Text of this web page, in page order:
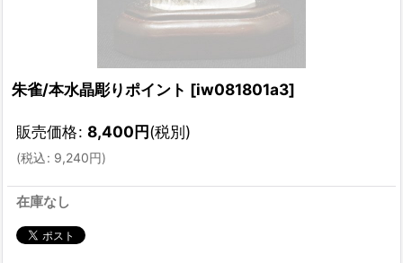
朱雀/本水晶彫りポイント [iw081801a3]
販売価格: 8,400円(税別)
(税込: 9,240円)
在庫なし